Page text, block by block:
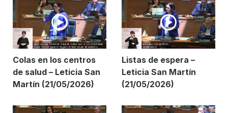
Colas en los centros
de salud – Leticia San
Martín (21/05/2026)
Listas de espera –
Leticia San Martín
(21/05/2026)